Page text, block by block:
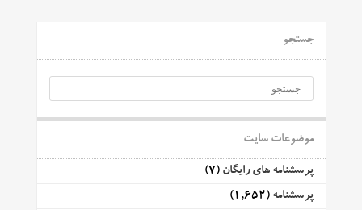
جستجو
موضوعات سایت
پرسشنامه های رایگان (7)
پرسشنامه (1,652)